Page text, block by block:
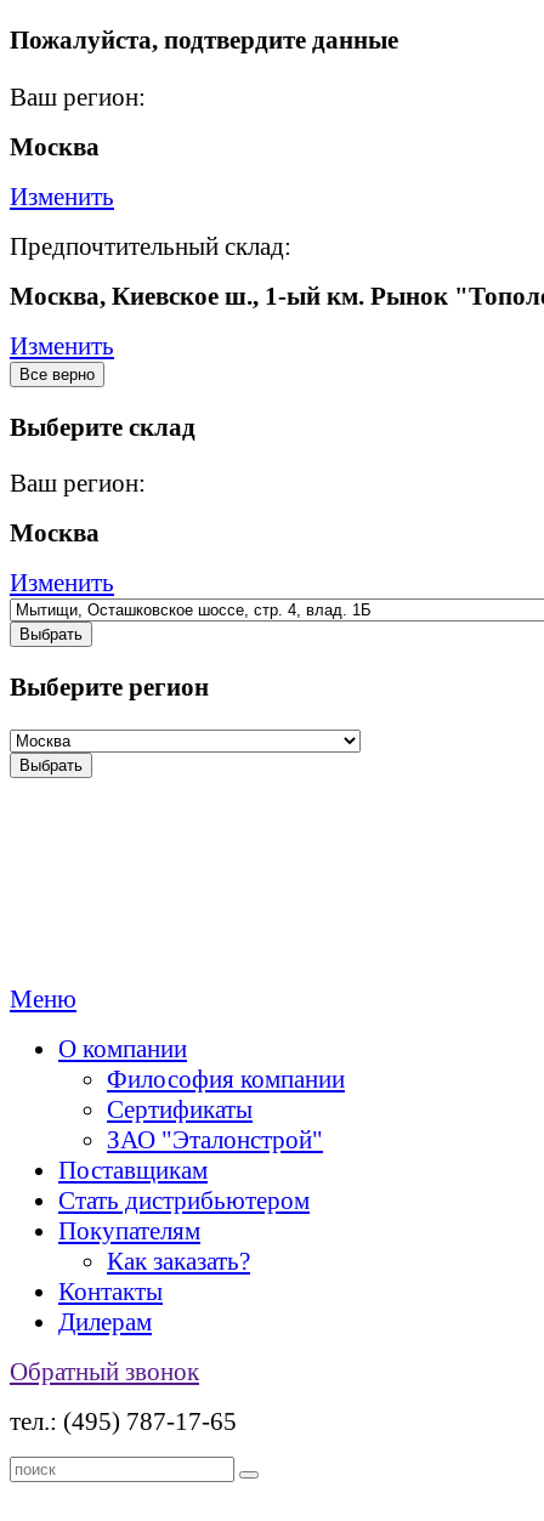
Пожалуйста, подтвердите данные
Ваш регион:
Москва
Изменить
Предпочтительный склад:
Москва, Киевское ш., 1-ый км. Рынок
Изменить
Все верно
Выберите склад
Ваш регион:
Москва
Изменить
Выбрать
Выберите регион
Выбрать
Меню
О компании
Философия компании
Сертификаты
ЗАО "Эталонстрой"
Поставщикам
Стать дистрибьютером
Покупателям
Как заказать?
Контакты
Дилерам
Обратный звонок
тел.: (495) 787-17-65